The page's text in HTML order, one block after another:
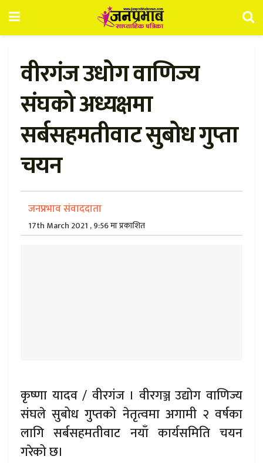
वीरगंज उधोग वाणिज्य
संघको अध्यक्षमा
सर्बसहमतीवाट सुबोध गुप्ता
चयन
जनप्रभाव संवाददाता
17th March 2021 , 9:56 मा प्रकाशित
कृष्णा यादव / वीरगंज । वीरगञ्ज उद्योग वाणिज्य
संघले सुबोध गुप्तको नेतृत्वमा अगामी २ वर्षका
लागि सर्बसहमतीवाट नयाँ कार्यसमिति चयन
गरेको छ।